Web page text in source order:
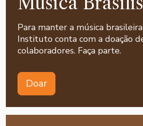
Para manter a música
Instituto conta com a doação
colaboradores. Faça parte.
Doar